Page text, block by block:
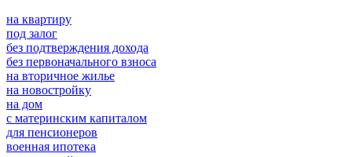
на квартиру
под залог
без подтверждения дохода
без первоначального взноса
на вторичное жилье
на новостройку
на дом
с материнским капиталом
для пенсионеров
военная ипотека